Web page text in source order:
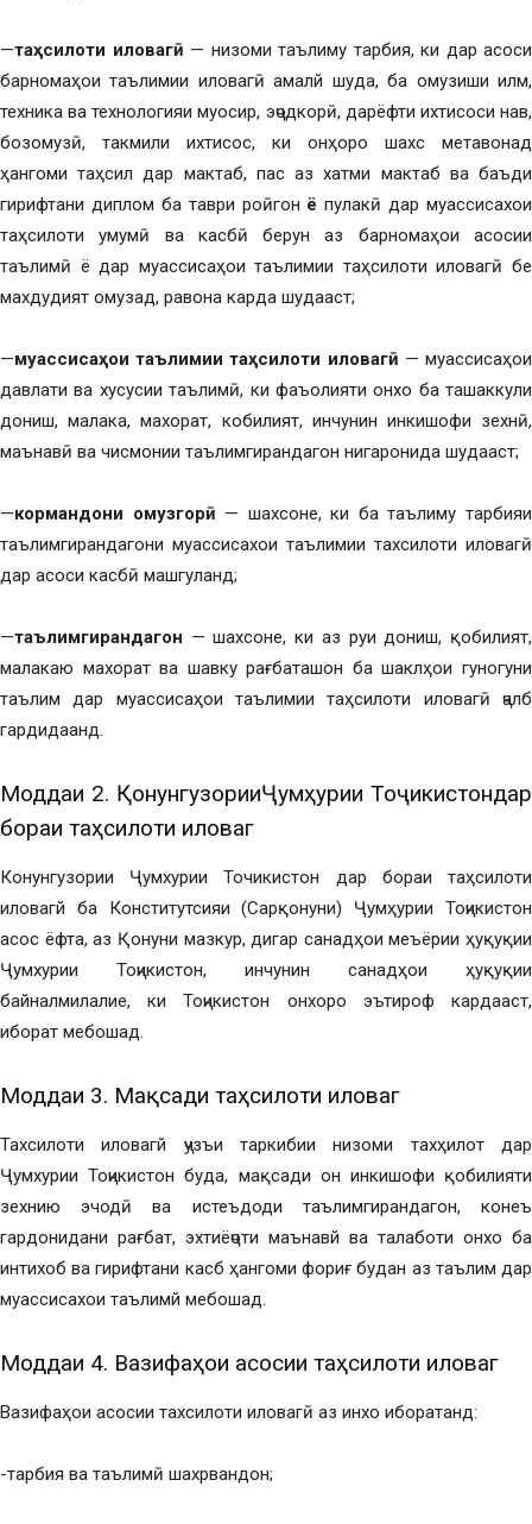
—таҳсилоти иловагӣ — низоми таълиму тарбия, ки дар асоси
барномаҳои таълимии иловагӣ амалй шуда, ба омузиши илм,
техника ва технологияи муосир, эҷодкорӣ, дарёфти ихтисоси нав,
бозомузӣ, такмили ихтисос, ки онҳоро шахс метавонад
ҳангоми таҳсил дар мактаб, пас аз хатми мактаб ва баъди
гирифтани диплом ба таври роӣгон ёпулакӣ дар муассисахои
таҳсилоти умумӣ ва касбӣ берун аз барномаҳои асосии
таълимӣ ё дар муассисаҳои таълимии таҳсилоти иловагӣ бе
махдудият омузад, равона карда шудааст;
—муассисаҳои таълимии таҳсилоти иловагӣ — муассисаҳои
давлати ва хусусии таълимӣ, ки фаъолияти онхо ба ташаккули
дониш, малака, махорат, кобилият, инчунин инкишофи зехнӣ,
маънавӣ ва чисмонии таълимгирандагон нигаронида шудааст;
—кормандони омузгорӣ — шахсоне, ки ба таълиму тарбияи
таълимгирандагони муассисахои таълимии тахсилоти иловагӣ
дар асоси касбӣ машгуланд;
—таълимгирандагон — шахсоне, ки аз руи дониш, қобилият,
малакаю махорат ва шавку рағбаташон ба шаклҳои гуногуни
таълим дар муассисаҳои таълимии таҳсилоти иловагӣ ҷалб
гардидаанд.
Моддаи 2. ҚонунгузорииҶумҳурии Тоҷикистондар
бораи таҳсилоти иловагӣ
Конунгузории Ҷумхурии Точикистон дар бораи таҳсилоти
иловагй ба Конститутсияи (Сарқонуни) Ҷумҳурии Тоҷикистон
асос ёфта, аз Қонуни мазкур, дигар санадҳои меъёрии ҳуқуқии
Ҷумхурии Тоҷикистон, инчунин санадҳои ҳуқуқии
байналмилалие, ки Тоҷикистон онхоро эътироф кардааст,
иборат мебошад.
Моддаи 3. Мақсади таҳсилоти иловагӣ
Тахсилоти иловагй ҷузъи таркибии низоми тахҳилот дар
Ҷумхурии Тоҷикистон буда, мақсади он инкишофи қобилияти
зехнию эчодӣ ва истеъдоди таълимгирандагон, конеъ
гардонидани рағбат, эхтиёҷоти маънавй ва талаботи онхо ба
интихоб ва гирифтани касб ҳангоми фориғ будан аз таълим дар
муассисахои таълимй мебошад.
Моддаи 4. Вазифаҳои асосии таҳсилоти иловагӣ
Вазифаҳои асосии тахсилоти иловагӣ аз инхо иборатанд:
-тарбия ва таълимӣ шахрвандон;